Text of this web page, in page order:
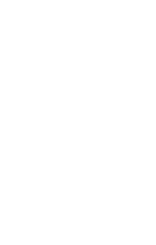
gemacht, den
Professionalität,